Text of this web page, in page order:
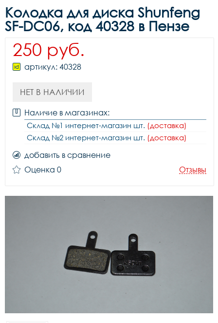
Колодка для диска Shunfeng
SF-DC06, код 40328 в Пензе
250 руб.
артикул: 40328
НЕТ В НАЛИЧИИ
Наличие в магазинах:
Склад №1 интернет-магазин шт. (доставка)
Склад №2 интернет-магазин шт. (доставка)
добавить в сравнение
Оценка 0
Отзывы